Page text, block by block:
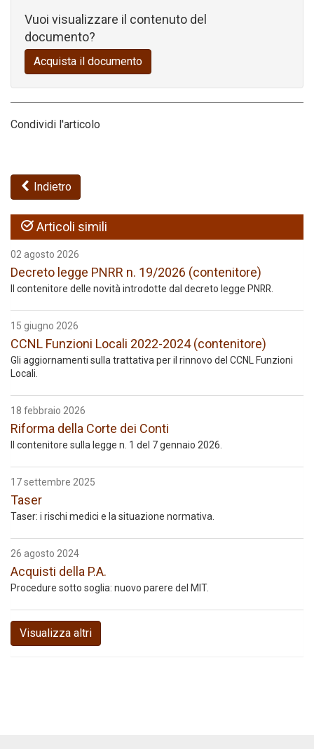
Vuoi visualizzare il contenuto del
documento?
Acquista il documento
Condividi l'articolo
Indietro
Articoli simili
02 agosto 2026
Decreto legge PNRR n. 19/2026 (contenitore)
Il contenitore delle novità introdotte dal decreto legge PNRR.
15 giugno 2026
CCNL Funzioni Locali 2022-2024 (contenitore)
Gli aggiornamenti sulla trattativa per il rinnovo del CCNL Funzioni
Locali.
18 febbraio 2026
Riforma della Corte dei Conti
Il contenitore sulla legge n. 1 del 7 gennaio 2026.
17 settembre 2025
Taser
Taser: i rischi medici e la situazione normativa.
26 agosto 2024
Acquisti della P.A.
Procedure sotto soglia: nuovo parere del MIT.
Visualizza altri